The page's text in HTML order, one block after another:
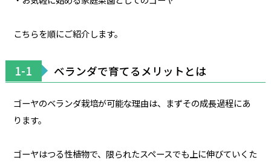
こちらを順にご紹介します。
1-1 ベランダで育てるメリットとは
ゴーヤのベランダ栽培が可能な理由は、まずその成長過程にあ
ります。
ゴーヤはつる性植物で、限られたスペースでも上に伸びていくた